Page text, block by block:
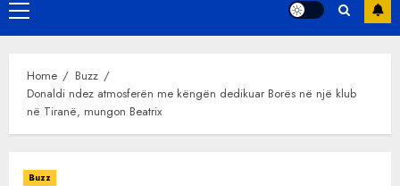
Primary
Menu
Home
Buzz
Donaldi ndez atmosferën me këngën dedikuar Borës në një klub
në Tiranë, mungon Beatrix
Buzz